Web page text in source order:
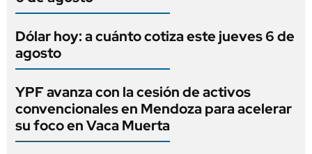
Dólar hoy: a cuánto cotiza este jueves 6 de
agosto
YPF avanza con la cesión de activos
convencionales en Mendoza para acelerar
su foco en Vaca Muerta